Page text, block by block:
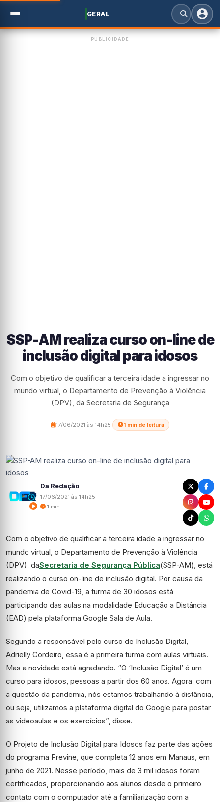
GERAL
PUBLICIDADE
SSP-AM realiza curso on-line de
inclusão digital para idosos
Com o objetivo de qualificar a terceira idade a ingressar no
mundo virtual, o Departamento de Prevenção à Violência
(DPV), da Secretaria de Segurança
17/06/2021 às 14h25 1 min de leitura
Da Redação
17/06/2021 às 14h25
1 min
Com o objetivo de qualificar a terceira idade a ingressar no
mundo virtual, o Departamento de Prevenção à Violência
(DPV), daSecretaria de Segurança Pública(SSP-AM), está
realizando o curso on-line de inclusão digital. Por causa da
pandemia de Covid-19, a turma de 30 idosos está
participando das aulas na modalidade Educação a Distância
(EAD) pela plataforma Google Sala de Aula.
Segundo a responsável pelo curso de Inclusão Digital,
Adrielly Cordeiro, essa é a primeira turma com aulas virtuais.
Mas a novidade está agradando. “O ‘Inclusão Digital’ é um
curso para idosos, pessoas a partir dos 60 anos. Agora, com
a questão da pandemia, nós estamos trabalhando à distância,
ou seja, utilizamos a plataforma digital do Google para postar
as videoaulas e os exercícios”, disse.
O Projeto de Inclusão Digital para Idosos faz parte das ações
do programa Previne, que completa 12 anos em Manaus, em
junho de 2021. Nesse período, mais de 3 mil idosos foram
certificados, proporcionando aos alunos desde o primeiro
contato com o computador até a familiarização com a